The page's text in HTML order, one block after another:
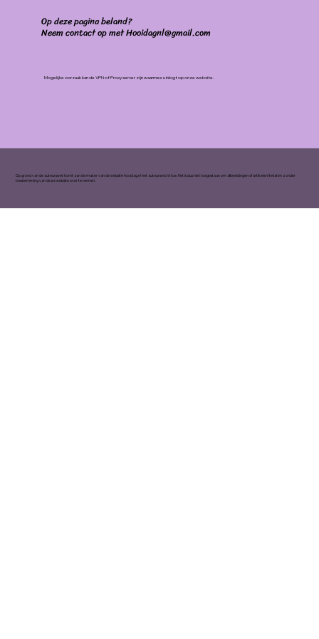
Op deze pagina beland?
Neem contact op met Hooidagnl@gmail.com
Mogelijke oorzaak kan de VPN of Proxy server zijn waarmee u inlogt op onze website.
Op grond van de auteurswet komt aan de maker van de website hooidag.nl het auteursrecht toe. Het is dus niet toegestaan om afbeeldingen of artikelen/teksten zonder
toestemming van deze website over te nemen.